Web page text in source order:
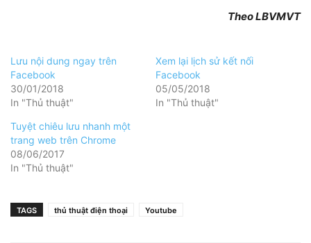
Theo LBVMVT
Lưu nội dung ngay trên
Facebook
30/01/2018
In "Thủ thuật"
Xem lại lịch sử kết nối
Facebook
05/05/2018
In "Thủ thuật"
Tuyệt chiêu lưu nhanh một
trang web trên Chrome
08/06/2017
In "Thủ thuật"
TAGS thủ thuật điện thoại Youtube